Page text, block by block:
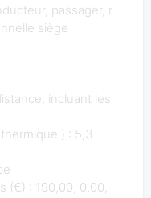
passager, r
siège
incluant les
) : 5,3
(€) : 190,00, 0,00,